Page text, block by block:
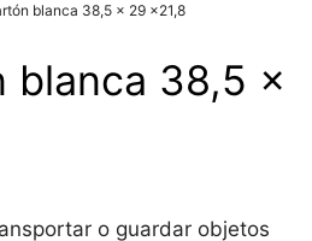
blanca 38,5 x 29 x21,8
blanca 38,5 x
o guardar objetos